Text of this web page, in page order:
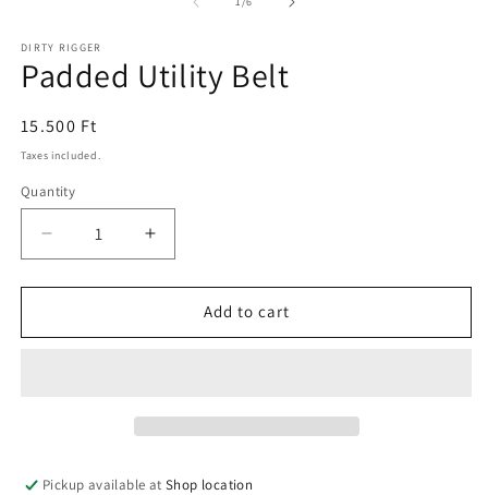
DIRTY RIGGER
Padded Utility Belt
Regular
price
15.500 Ft
Taxes included.
Quantity
Decrease
quantity
for
Utility
Increase
quantity
for
Padded
Utility
Add to cart
Pickup available atShop location